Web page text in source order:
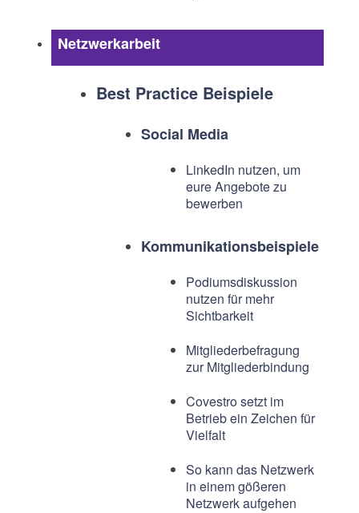
Netzwerkarbeit
Best Practice Beispiele
Social Media
LinkedIn nutzen, um
eure Angebote zu
bewerben
Kommunikationsbeispiele
Podiumsdiskussion
nutzen für mehr
Sichtbarkeit
Mitgliederbefragung
zur Mitgliederbindung
Covestro setzt im
Betrieb ein Zeichen für
Vielfalt
So kann das Netzwerk
in einem gößeren
Netzwerk aufgehen